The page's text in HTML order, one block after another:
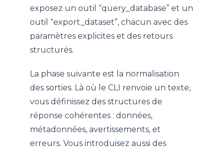
exposez un outil “query_database” et un
outil “export_dataset”, chacun avec des
paramètres explicites et des retours
structurés.
La phase suivante est la normalisation
des sorties. Là où le CLI renvoie un texte,
vous définissez des structures de
réponse cohérentes : données,
métadonnées, avertissements, et
erreurs. Vous introduisez aussi des